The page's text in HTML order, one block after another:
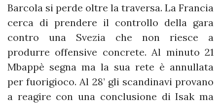
Barcola si perde oltre la traversa. La Francia
cerca di prendere il controllo della gara
contro una Svezia che non riesce a
produrre offensive concrete. Al minuto 21
Mbappè segna ma la sua rete è annullata
per fuorigioco. Al 28’ gli scandinavi provano
a reagire con una conclusione di Isak ma